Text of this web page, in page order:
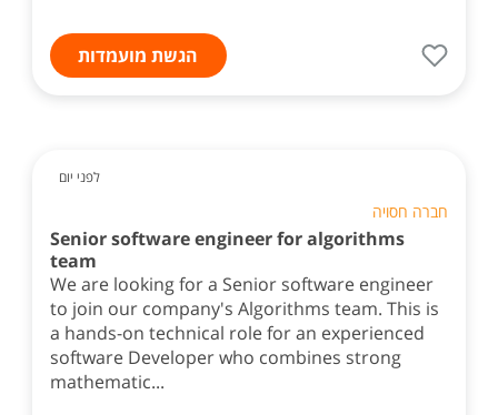
הגשת מועמדות
לפני יום
חברה חסויה
Senior software engineer for algorithms
team
We are looking for a Senior software engineer
to join our company's Algorithms team. This is
a hands-on technical role for an experienced
software Developer who combines strong
mathematic...